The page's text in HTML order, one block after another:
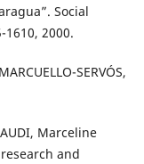
Social
1610, 2000.
SERVÓS,
Marceline
and